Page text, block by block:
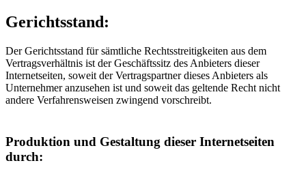
Gerichtsstand:
Der Gerichtsstand für sämtliche Rechtsstreitigkeiten aus dem
Vertragsverhältnis ist der Geschäftssitz des Anbieters dieser
Internetseiten, soweit der Vertragspartner dieses Anbieters als
Unternehmer anzusehen ist und soweit das geltende Recht nicht
andere Verfahrensweisen zwingend vorschreibt.
Produktion und Gestaltung dieser Internetseiten
durch: